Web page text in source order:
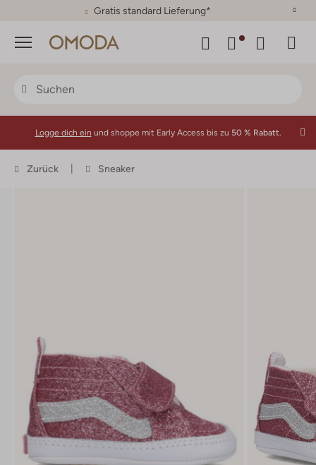
30 Tage Rückgaberecht
Menü
Logge dich ein und shoppe mit Early Access bis zu 50 % Rabatt.
Zurück Sneaker